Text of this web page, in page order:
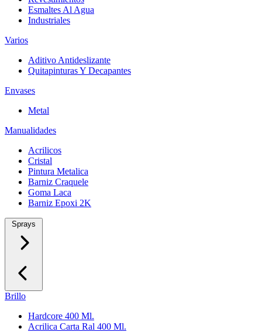
Esmaltes Al Agua
Industriales
Varios
Aditivo Antideslizante
Quitapinturas Y Decapantes
Envases
Metal
Manualidades
Acrilicos
Cristal
Pintura Metalica
Barniz Craquele
Goma Laca
Barniz Epoxi 2K
Sprays
Brillo
Hardcore 400 Ml.
Acrilica Carta Ral 400 Ml.